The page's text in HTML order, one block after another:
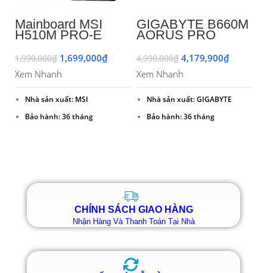
Mainboard MSI
H510M PRO-E
1,990,000₫ 1,699,000₫
Xem Nhanh
Nhà sản xuất: MSI
Bảo hành: 36 tháng
GIGABYTE B660M
AORUS PRO
4,990,000₫ 4,179,900₫
Xem Nhanh
Nhà sản xuất: GIGABYTE
Bảo hành: 36 tháng
CHÍNH SÁCH GIAO HÀNG
Nhận Hàng Và Thanh Toán Tại Nhà